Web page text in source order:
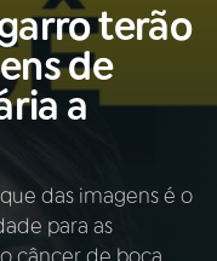
terão
de
a
das imagens é o
para as